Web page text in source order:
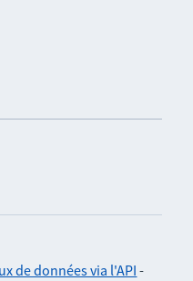
de données via l'API -